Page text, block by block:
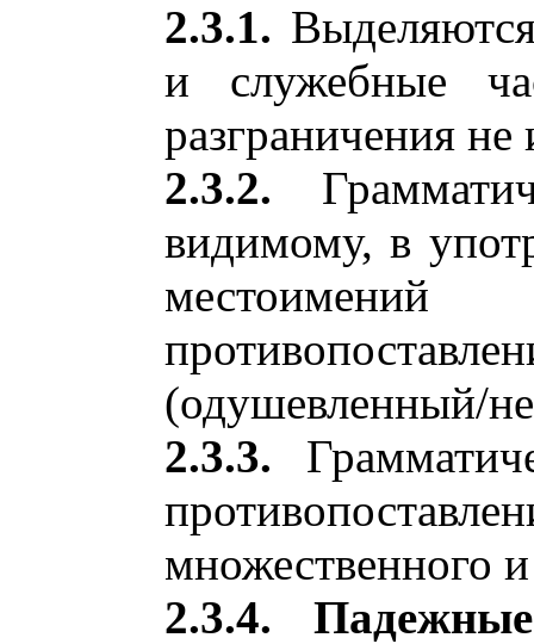
2.3.1.
и служебные
разграничения не
2.3.2.
видимому, в
(одушевленный/
2.3.3.
множественного
2.3.4.